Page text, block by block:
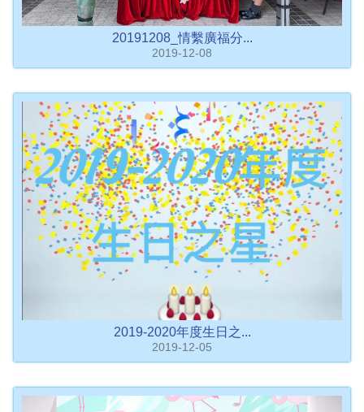
20191208_情繫廣福分...
2019-12-08
2019-2020年度生日之...
2019-12-05